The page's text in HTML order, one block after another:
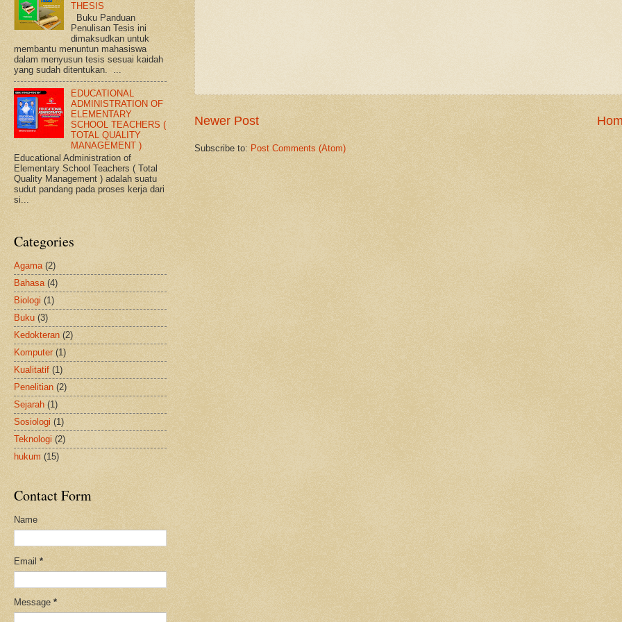
Newer Post
Subscribe to: Post Comments (Atom)
THESIS
Buku Panduan
Penulisan Tesis ini
dimaksudkan untuk
membantu menuntun mahasiswa
dalam menyusun tesis sesuai kaidah
yang sudah ditentukan. ...
EDUCATIONAL
ADMINISTRATION OF
ELEMENTARY
SCHOOL TEACHERS (
TOTAL QUALITY
MANAGEMENT )
Educational Administration of
Elementary School Teachers ( Total
Quality Management ) adalah suatu
sudut pandang pada proses kerja dari
si...
Categories
Agama (2)
Bahasa (4)
Biologi (1)
Buku (3)
Kedokteran (2)
Komputer (1)
Kualitatif (1)
Penelitian (2)
Sejarah (1)
Sosiologi (1)
Teknologi (2)
hukum (15)
Contact Form
Name
Email *
Message *